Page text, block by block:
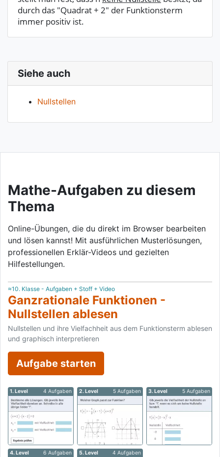
durch das "Quadrat + 2" der Funktionsterm
immer positiv ist.
Siehe auch
Nullstellen
Mathe-Aufgaben zu diesem
Thema
Online-Übungen, die du direkt im Browser bearbeiten
und lösen kannst! Mit ausführlichen Musterlösungen,
professionellen Erklär-Videos und gezielten
Hilfestellungen.
≈10. Klasse - Aufgaben + Stoff + Video
Ganzrationale Funktionen -
Nullstellen ablesen
Nullstellen und ihre Vielfachheit aus dem Funktionsterm ablesen
und graphisch interpretieren
Aufgabe starten
1. Level 4 Aufgaben 2. Level 5 Aufgaben 3. Level 5 Aufgaben
4. Level 6 Aufgaben 5. Level 4 Aufgaben